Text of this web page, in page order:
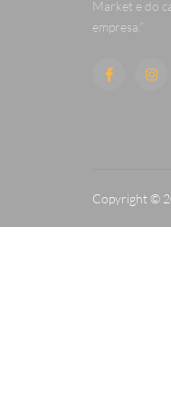
Market e do
empresa.”
Copyright ©